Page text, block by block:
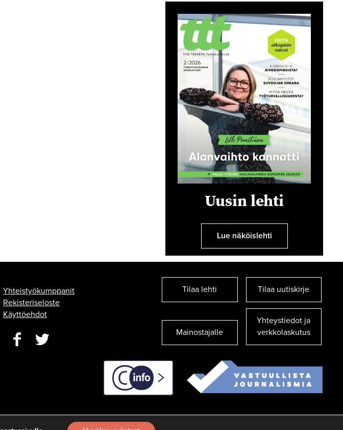
Uusin lehti
Lue näköislehti
Yhteistyökumppanit
Rekisteriseloste
Käyttöehdot
Tilaa lehti Tilaa uutiskirje
Mainostajalle
Yhteystiedot ja
verkkolaskutus
C-info